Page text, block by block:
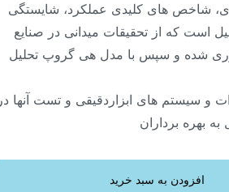
شاخص های کلیدی عملکرد، شایستگی
است که از تحقیقات میدانی در صنایع
شده و سپس با مدل هی گروپ تحلیل
و سیستم های ابزاردقیقی و تست آنها در
بهره برداران
افزودن به سبد خرید